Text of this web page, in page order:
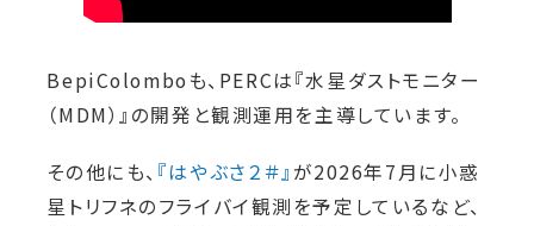
BepiColomboも、PERCは『水星ダストモニター
（MDM）』の開発と観測運用を主導しています。
その他にも、 『はやぶさ２＃』 が2026年7月に小惑
星トリフネのフライバイ観測を予定しているなど、